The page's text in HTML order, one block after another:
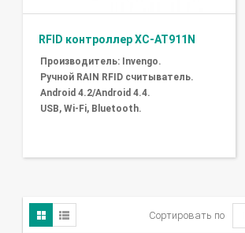
RFID контроллер XC-AT911N
Производитель: Invengo.
Ручной RAIN RFID считыватель.
Android 4.2/Android 4.4.
USB, Wi-Fi, Bluetooth.
Сортировать по